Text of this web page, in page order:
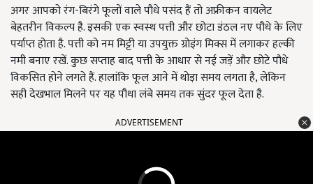
अगर आपको रंग-बिरंगे फूलों वाले पौधे पसंद हैं तो अफ्रीकन वायलेट
बेहतरीन विकल्प है. इसकी एक स्वस्थ पत्ती और छोटा डंठल नए पौधे के लिए
पर्याप्त होता है. पत्ती को नम मिट्टी या उपयुक्त ग्रोइंग मिक्स में लगाकर हल्की
नमी बनाए रखें. कुछ सप्ताह बाद पत्ती के आधार से नई जड़ें और छोटे पौधे
विकसित होने लगते हैं. हालांकि फूल आने में थोड़ा समय लगता है, लेकिन
सही देखभाल मिलने पर यह पौधा लंबे समय तक सुंदर फूल देता है.
ADVERTISEMENT